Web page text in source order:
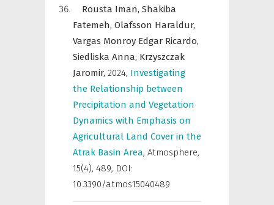
Rousta Iman, Shakiba
Fatemeh, Olafsson Haraldur,
Vargas Monroy Edgar Ricardo,
Siedliska Anna, Krzyszczak
Jaromir, 2024, Investigating
the Relationship between
Precipitation and Vegetation
Dynamics with Emphasis on
Agricultural Land Cover in the
Atrak Basin Area, Atmosphere,
15(4), 489, DOI:
10.3390/atmos15040489